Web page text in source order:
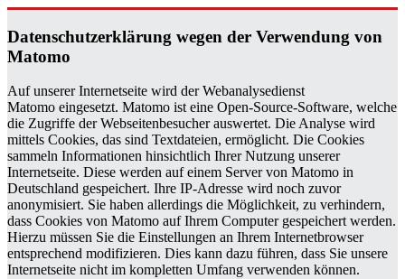
Da­ten­schutz­er­klä­rung wegen der Ver­wen­dung von
Ma­to­mo
Auf unserer Internetseite wird der Webanalysedienst
Matomo eingesetzt. Matomo ist eine Open-Source-Software, welche
die Zugriffe der Webseitenbesucher auswertet. Die Analyse wird
mittels Cookies, das sind Textdateien, ermöglicht. Die Cookies
sammeln Informationen hinsichtlich Ihrer Nutzung unserer
Internetseite. Diese werden auf einem Server von Matomo in
Deutschland gespeichert. Ihre IP-Adresse wird noch zuvor
anonymisiert. Sie haben allerdings die Möglichkeit, zu verhindern,
dass Cookies von Matomo auf Ihrem Computer gespeichert werden.
Hierzu müssen Sie die Einstellungen an Ihrem Internetbrowser
entsprechend modifizieren. Dies kann dazu führen, dass Sie unsere
Internetseite nicht im kompletten Umfang verwenden können.